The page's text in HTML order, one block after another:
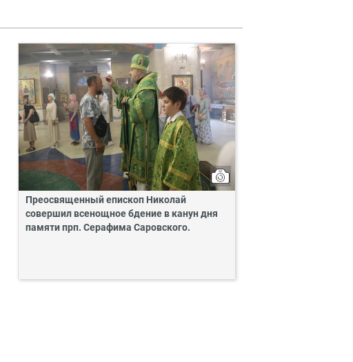
Преосвященный епископ Николай
совершил всенощное бдение в канун дня
памяти прп. Серафима Саровского.